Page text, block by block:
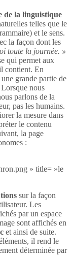
de la linguistique
telles que le
et le sens.
la façon dont les
toute la journée. »
qui permet aux
contient. En
grande partie de
nous
parlons de la
pas les humains.
la mesure dans
le contenu
la page
:
» title= »le
sur la façon
Les
par un espace
sont affichés en
et ainsi de suite.
il rend le
déterminée par